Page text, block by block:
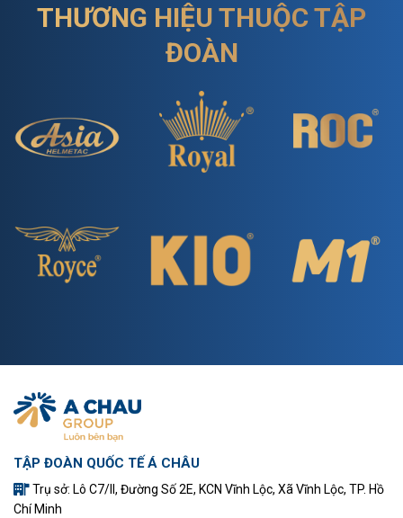
THƯƠNG HIỆU THUỘC TẬP
ĐOÀN
TẬP ĐOÀN QUỐC TẾ Á CHÂU
Trụ sở: Lô C7/II, Đường Số 2E, KCN Vĩnh Lộc, Xã Vĩnh Lộc, TP. Hồ
Chí Minh